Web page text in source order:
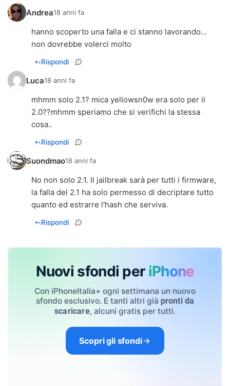
Andrea18 anni fa
hanno scoperto una falla e ci stanno lavorando...
non dovrebbe volerci molto
Rispondi
Luca18 anni fa
mhmm solo 2.1? mica yellowsn0w era solo per il
2.0??mhmm speriamo che si verifichi la stessa
cosa..
Rispondi
Suondmao18 anni fa
No non solo 2.1. Il jailbreak sarà per tutti i firmware,
la falla del 2.1 ha solo permesso di decriptare tutto
quanto ed estrarre l'hash che serviva.
Rispondi
Nuovi sfondi per iPhone
Con iPhoneItalia+ ogni settimana un nuovo
sfondo esclusivo. E tanti altri già pronti da
scaricare, alcuni gratis per tutti.
Scopri gli sfondi